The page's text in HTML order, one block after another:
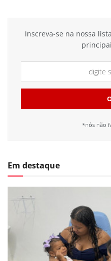
Inscreva-se na nossa
*nós não
Em destaque